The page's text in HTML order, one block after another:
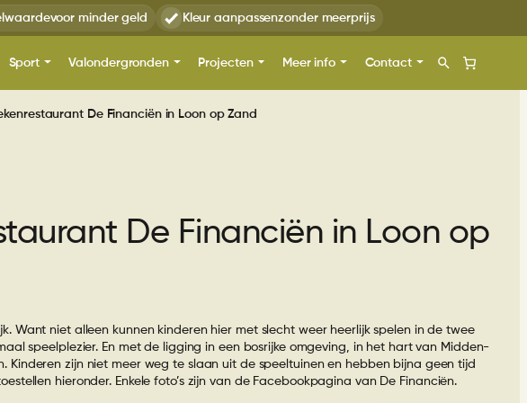
voor minder geld Kleur aanpassenzonder meerprijs
metaal en RVS
Kabelbaan
Sport
Overige Balsporten
Valondergronden Projecten
Sportparken
Meer info
Daarom TnT
Ontwerpadvies Subsidies
Garantie op
speeltoestellen
Contact
De Financiën in Loon op Zand
De Financiën in Loon op
Want niet alleen kunnen kinderen hier met slecht weer heerlijk spelen in de twee
speelplezier. En met de ligging in een bosrijke omgeving, in het hart van Midden-
Kinderen zijn niet meer weg te slaan uit de speeltuinen en hebben bijna geen tijd
hieronder. Enkele foto’s zijn van de Facebookpagina van De Financiën.
Overzicht Speeltoestellen uit voorraad
Combinatietoestel metaal
en kunststof
Balanceren
Draaitoestellen Duikelrekken
Sport
Fitness
Overzicht
Kunstgras
Projecten
Overzicht Gemeenten
Meer info